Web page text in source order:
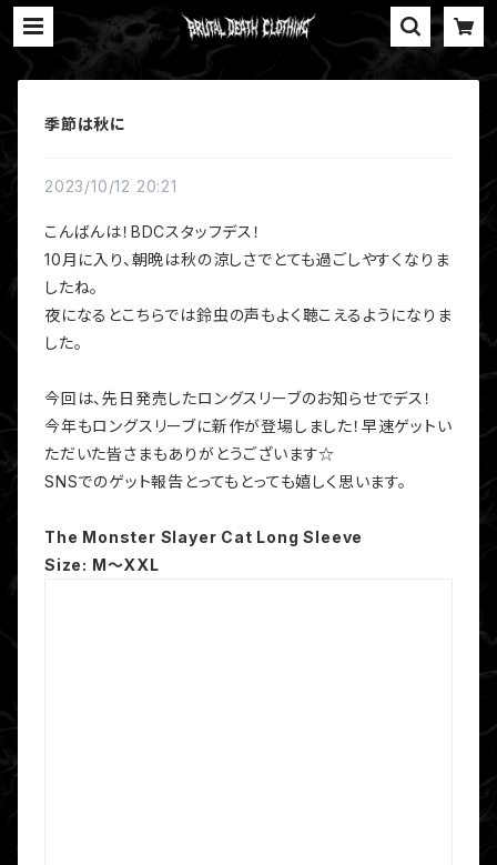
季節は秋に
2023/10/12 20:21
こんばんは！BDCスタッフデス！
10月に入り、朝晩は秋の涼しさでとても過ごしやすくなりま
したね。
夜になるとこちらでは鈴虫の声もよく聴こえるようになりま
した。
今回は、先日発売したロングスリーブのお知らせでデス！
今年もロングスリーブに新作が登場しました！早速ゲットい
ただいた皆さまもありがとうございます☆
SNSでのゲット報告とってもとっても嬉しく思います。
The Monster Slayer Cat Long Sleeve
Size: M～XXL